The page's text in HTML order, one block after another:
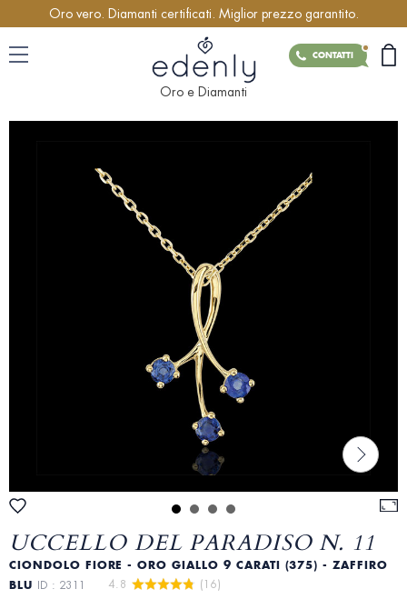
Oro vero. Diamanti certificati. Miglior prezzo garantito.
CONTATTI
Oro e Diamanti
UCCELLO DEL PARADISO N. 11
CIONDOLO FIORE - ORO GIALLO 9 CARATI (375) - ZAFFIRO
BLU ID : 2311 4.8 (16)